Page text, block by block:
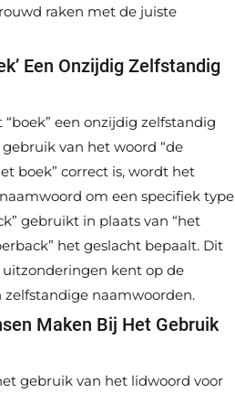
raken met de juiste
Een Onzijdig Zelfstandig
een onzijdig zelfstandig
van het woord “de
boek” correct is, wordt het
om een specifiek type
gebruikt in plaats van “het
het geslacht bepaalt. Dit
uitzonderingen kent op de
naamwoorden.
Maken Bij Het Gebruik
gebruik van het lidwoord voor